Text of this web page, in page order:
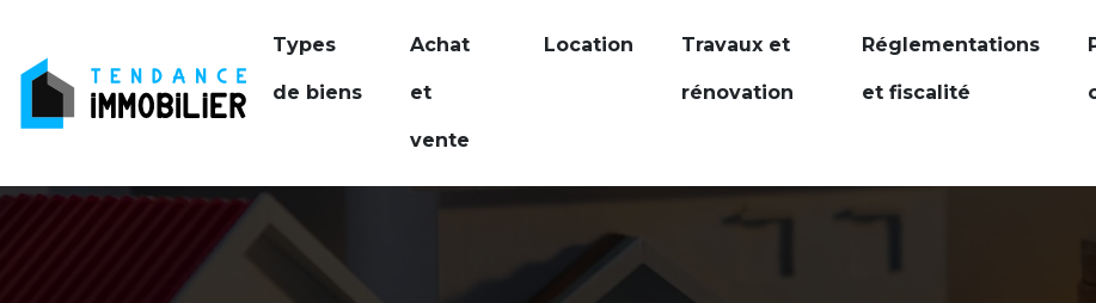
Types
de biens
Achat
et
vente
Location Travaux et
rénovation
Réglementations
et fiscalité